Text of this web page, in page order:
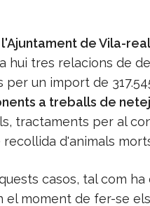
de Vila-real
hui tres relacions de
per un import de
a treballs de
tractaments per al
recollida d'animals
casos, tal com
el moment de fer-se